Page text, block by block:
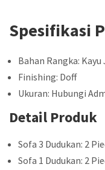
Spesifikasi
Bahan Rangka:
Finishing: Doff
Ukuran: Hubungi
Detail Produk
Sofa 3 Dudukan: 2
Sofa 1 Dudukan: 2